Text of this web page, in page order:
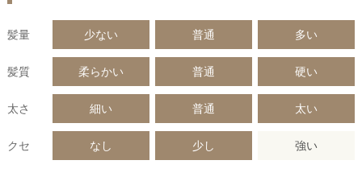
髪量 少ない 普通 多い
髪質 柔らかい 普通 硬い
太さ 細い 普通 太い
クセ なし 少し 強い